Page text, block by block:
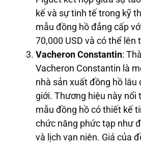
kế và sự tinh tế trong kỹ
mẫu đồng hồ đẳng cấp
70,000 USD và có thể lên
Vacheron Constantin:
Vacheron Constantin là
nhà sản xuất đồng hồ
giới. Thương hiệu này nổi
mẫu đồng hồ có thiết kế
chức năng phức tạp như
và lịch vạn niên. Giá của